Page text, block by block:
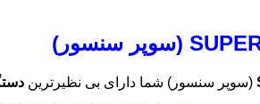
(سوپر سنسور) شما دارای بی نظیرترین